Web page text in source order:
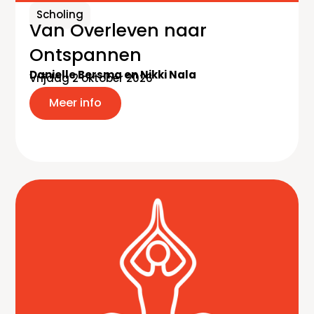
Scholing
Van Overleven naar
Ontspannen
Danielle Bersma en Nikki Nala
Vrijdag 2 oktober 2026
Meer info